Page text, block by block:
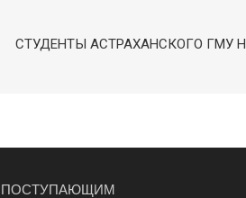
СТУДЕНТЫ АСТРАХАНСКОГО ГМУ
ПОСТУПАЮЩИМ